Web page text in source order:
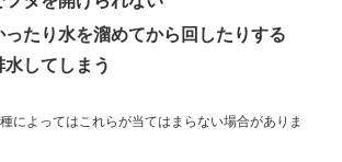
ったり水を溜めてから回したりする
してしまう
によってはこれらが当てはまらない場合がありま